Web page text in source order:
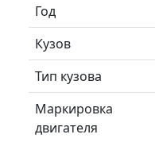
Год
Кузов
Тип кузова
Маркировка
двигателя